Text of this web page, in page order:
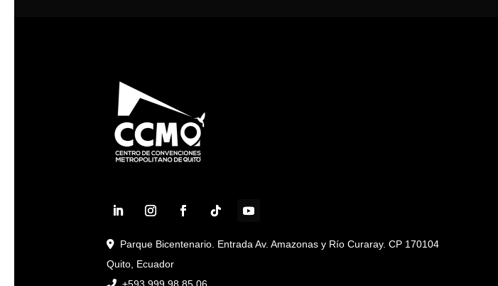
Parque Bicentenario. Entrada Av. Amazonas y Río Curaray. CP 170104
Quito, Ecuador